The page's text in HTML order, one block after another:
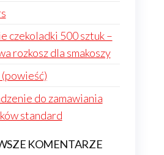
czekoladki 500 sztuk –
rozkosz dla smakoszy
do zamawiania
standard
KOMENTARZE